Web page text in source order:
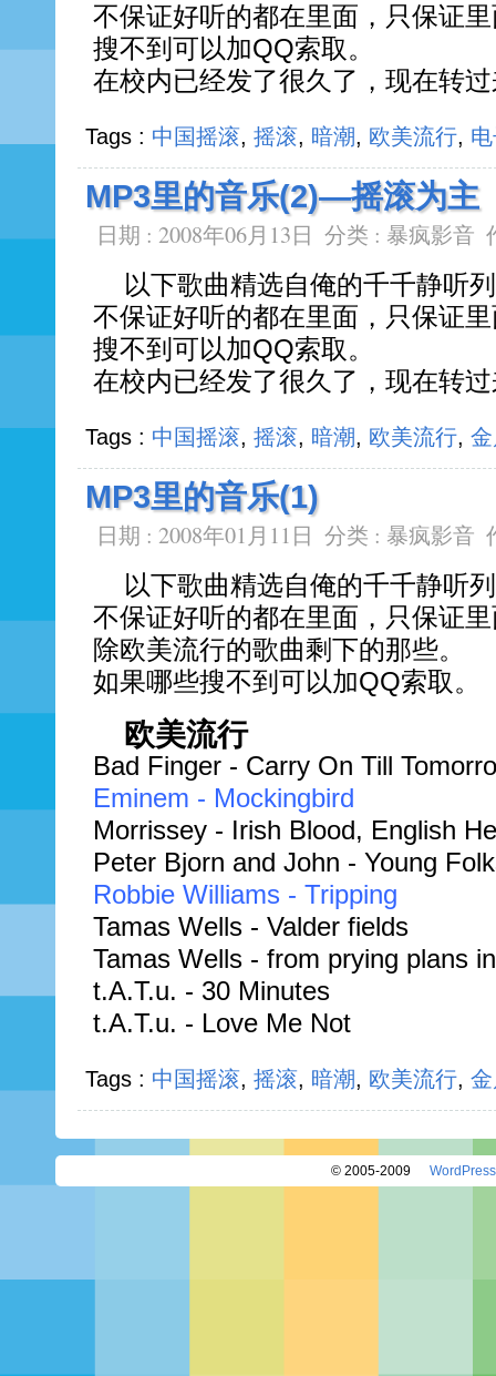
不保证好听的都在里面，只保证
搜不到可以加QQ索取。
在校内已经发了很久了，现在转
Tags : 中国摇滚, 摇滚, 暗潮, 欧美流行,
MP3里的音乐(2)—摇滚为主
日期 : 2008年06月13日 分类 : 暴疯影音
以下歌曲精选自俺的千千静听
不保证好听的都在里面，只保证
搜不到可以加QQ索取。
在校内已经发了很久了，现在转
Tags : 中国摇滚, 摇滚, 暗潮, 欧美流行,
MP3里的音乐(1)
日期 : 2008年01月11日 分类 : 暴疯影音
以下歌曲精选自俺的千千静听
不保证好听的都在里面，只保证
除欧美流行的歌曲剩下的那些。
如果哪些搜不到可以加QQ索取。
欧美流行
Bad Finger - Carry On Till
Eminem - Mockingbird
Morrissey - Irish Blood, English
Peter Bjorn and John - Young
Robbie Williams - Tripping
Tamas Wells - Valder fields
Tamas Wells - from prying plans
t.A.T.u. - 30 Minutes
t.A.T.u. - Love Me Not
Tags : 中国摇滚, 摇滚, 暗潮, 欧美流行,
© 2005-2009 WordPress